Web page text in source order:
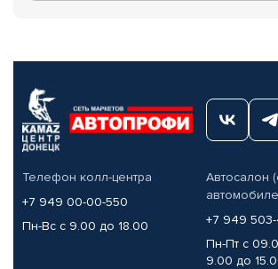
Телефон колл-центра
+7 949 00-00-550
Пн-Вс с 9.00 до 18.00
Автосалон
+7 949
Пн-Пт с
9.00 до